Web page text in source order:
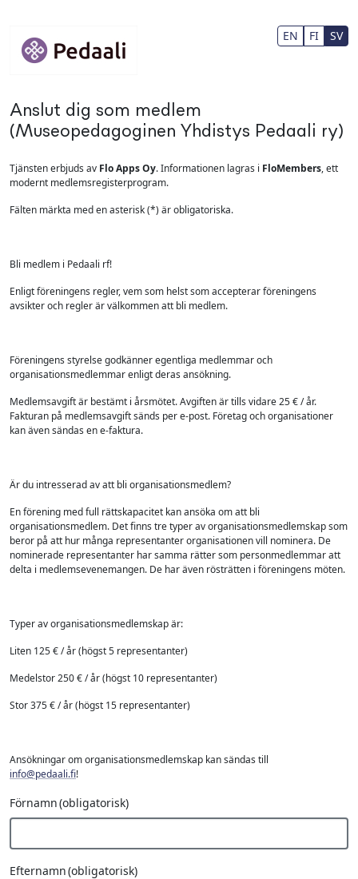
EN FI SV
Anslut dig som medlem
(Museopedagoginen Yhdistys Pedaali ry)
Tjänsten erbjuds av Flo Apps Oy. Informationen lagras i FloMembers, ett
modernt medlemsregisterprogram.
Fälten märkta med en asterisk (*) är obligatoriska.
Bli medlem i Pedaali rf!
Enligt föreningens regler, vem som helst som accepterar föreningens
avsikter och regler är välkommen att bli medlem.
Föreningens styrelse godkänner egentliga medlemmar och
organisationsmedlemmar enligt deras ansökning.
Medlemsavgift är bestämt i årsmötet. Avgiften är tills vidare 25 € / år.
Fakturan på medlemsavgift sänds per e-post. Företag och organisationer
kan även sändas en e-faktura.
Är du intresserad av att bli organisationsmedlem?
En förening med full rättskapacitet kan ansöka om att bli
organisationsmedlem. Det finns tre typer av organisationsmedlemskap som
beror på att hur många representanter organisationen vill nominera. De
nominerade representanter har samma rätter som personmedlemmar att
delta i medlemsevenemangen. De har även rösträtten i föreningens möten.
Typer av organisationsmedlemskap är:
Liten 125 € / år (högst 5 representanter)
Medelstor 250 € / år (högst 10 representanter)
Stor 375 € / år (högst 15 representanter)
Ansökningar om organisationsmedlemskap kan sändas till
info@pedaali.fi!
Förnamn(obligatorisk)
Efternamn(obligatorisk)